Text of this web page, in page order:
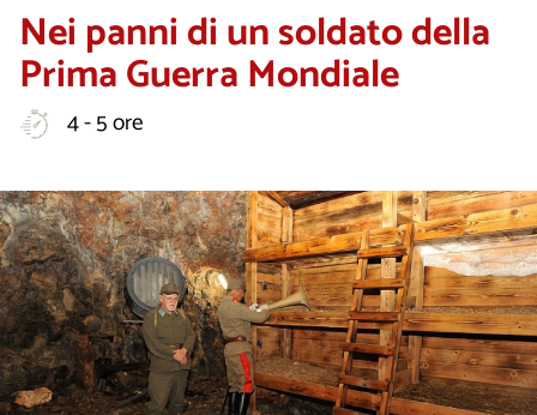
Nei panni di un soldato della
Prima Guerra Mondiale
4 - 5 ore